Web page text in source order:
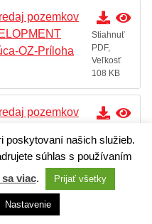
pozemkov
OZ-Príloha
Stiahnuť
PDF,
Veľkosť
108 KB
pozemkov
OZ-Príloha
PDF,
Veľkosť
622 KB
pozemkov
poskytovaní našich služieb.
súhlas s používaním
viac. Prijať všetky
Nastavenie